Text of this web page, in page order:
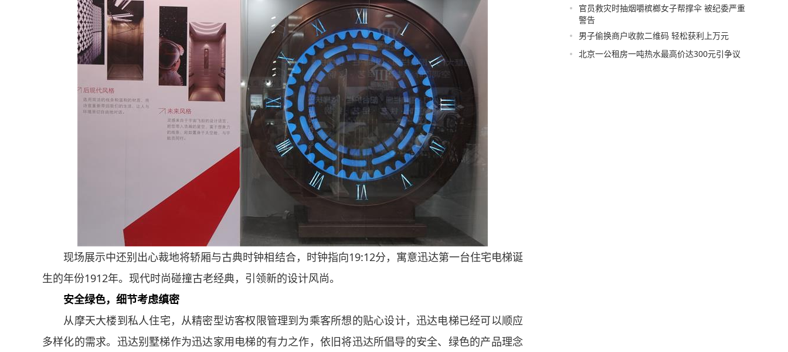
现场展示中还别出心裁地将轿厢与古典时钟相结合，时钟指向19:12分，寓意迅达第一台住宅电梯诞
生的年份1912年。现代时尚碰撞古老经典，引领新的设计风尚。
安全绿色，细节考虑缜密
从摩天大楼到私人住宅，从精密型访客权限管理到为乘客所想的贴心设计，迅达电梯已经可以顺应
多样化的需求。迅达别墅梯作为迅达家用电梯的有力之作，依旧将迅达所倡导的安全、绿色的产品理念
官员救灾时抽烟嚼槟榔女子帮撑伞 被纪委严重
警告
男子偷换商户收款二维码 轻松获利上万元
北京一公租房一吨热水最高价达300元引争议